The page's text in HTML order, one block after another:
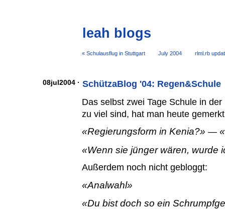
leah blogs
« Schulausflug in Stuttgart July 2004 rlml.rb
08jul2004 · SchützaBlog '04: Regen&Schule
Das selbst zwei Tage Schule in
zu viel sind, hat man heute
Regierungsform in Kenia? —
Wenn sie jünger wären, wurde
Außerdem noch nicht gebloggt:
Analwahl
Du bist doch so ein